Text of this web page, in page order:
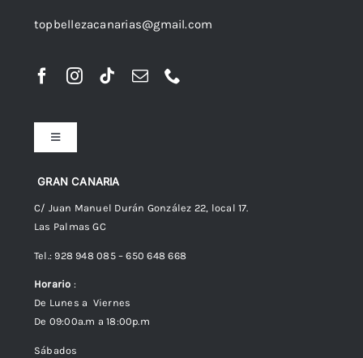
topbellezacanarias@gmail.com
GRAN CANARIA
C/ Juan Manuel Durán González 22, local 17.
Las Palmas GC
Tel.: 928 948 085 – 650 648 668
Horario :
De Lunes a Viernes
De 09:00a.m a 18:00p.m
Sábados
Toggle
Navigation
Preguntas frecuentes
Envíos
Política de Privacidad